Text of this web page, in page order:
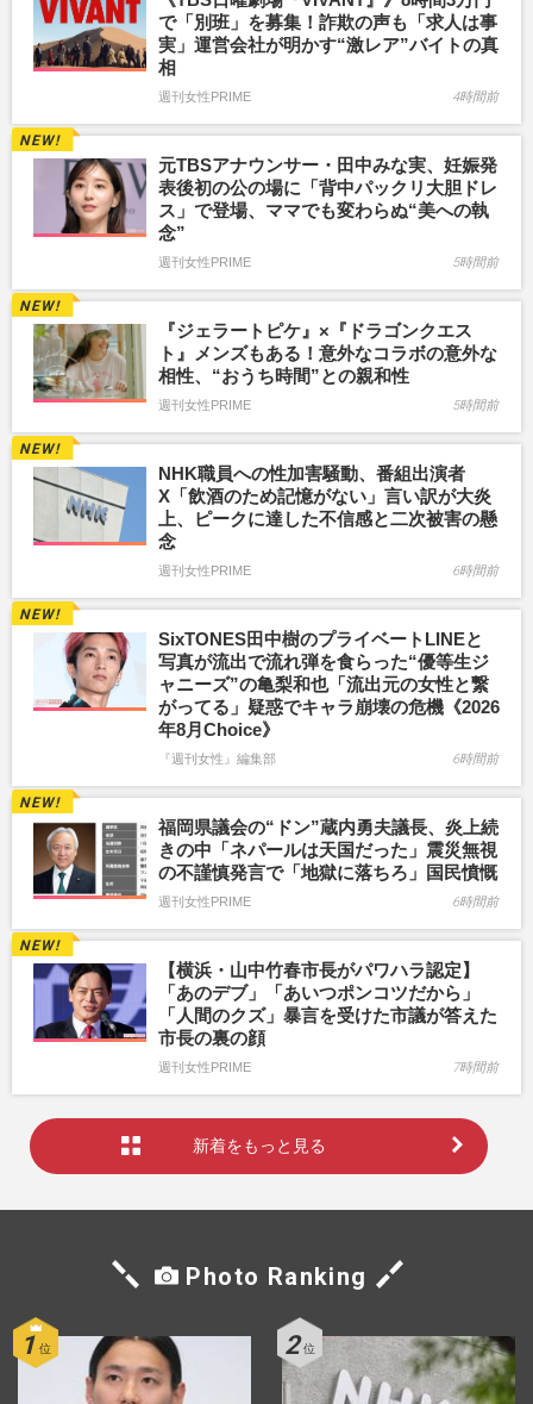
で「別班」を募集！詐欺の声も「求人は事
実」運営会社が明かす“激レア”バイトの真
相
週刊女性PRIME 4時間前
元TBSアナウンサー・田中みな実、妊娠発
表後初の公の場に「背中パックリ大胆ドレ
ス」で登場、ママでも変わらぬ“美への執
念”
週刊女性PRIME 5時間前
『ジェラートピケ』×『ドラゴンクエス
ト』メンズもある！意外なコラボの意外な
相性、“おうち時間”との親和性
週刊女性PRIME 5時間前
NHK職員への性加害騒動、番組出演者
X「飲酒のため記憶がない」言い訳が大炎
上、ピークに達した不信感と二次被害の懸
念
週刊女性PRIME 6時間前
SixTONES田中樹のプライベートLINEと
写真が流出で流れ弾を食らった“優等生ジ
ャニーズ”の亀梨和也「流出元の女性と繋
がってる」疑惑でキャラ崩壊の危機《2026
年8月Choice》
『週刊女性』編集部 6時間前
福岡県議会の“ドン”蔵内勇夫議長、炎上続
きの中「ネパールは天国だった」震災無視
の不謹慎発言で「地獄に落ちろ」国民憤慨
週刊女性PRIME 6時間前
【横浜・山中竹春市長がパワハラ認定】
「あのデブ」「あいつポンコツだから」
「人間のクズ」暴言を受けた市議が答えた
市長の裏の顔
週刊女性PRIME 7時間前
新着をもっと見る
Photo Ranking